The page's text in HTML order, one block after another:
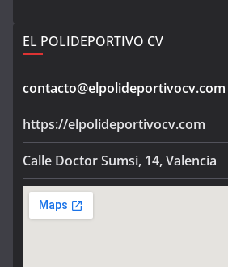
EL POLIDEPORTIVO CV
contacto@elpolideportivocv.com
https://elpolideportivocv.com
Calle Doctor Sumsi, 14, Valencia